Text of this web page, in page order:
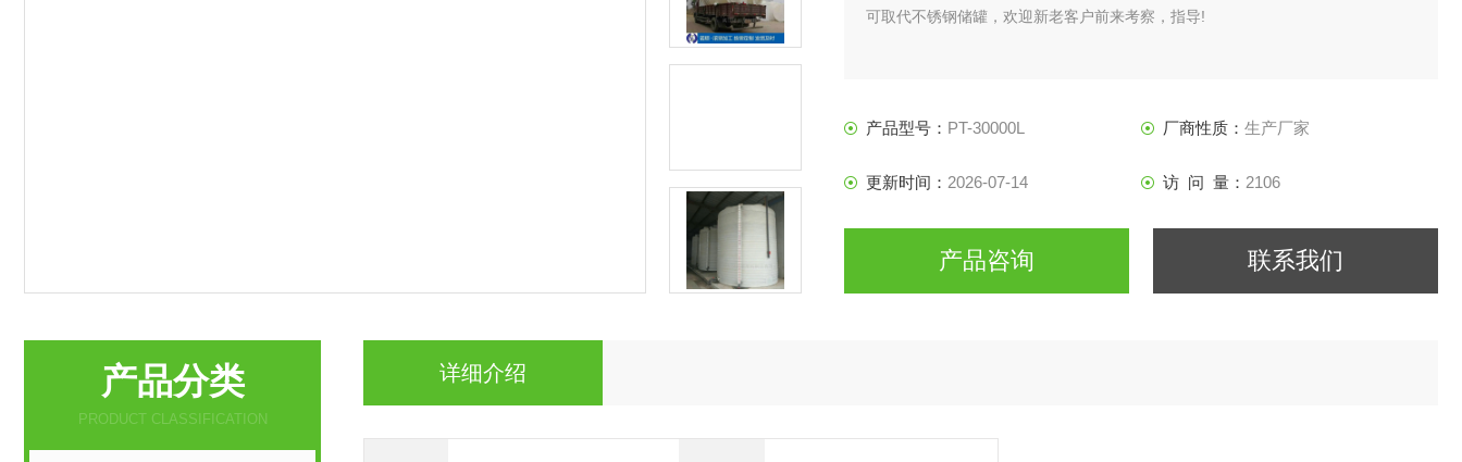
可取代不锈钢储罐，欢迎新老客户前来考察，指导!
产品型号： PT-30000L 厂商性质： 生产厂家
更新时间： 2026-07-14 访 问 量： 2106
产品咨询 联系我们
产品分类
PRODUCT CLASSIFICATION
详细介绍